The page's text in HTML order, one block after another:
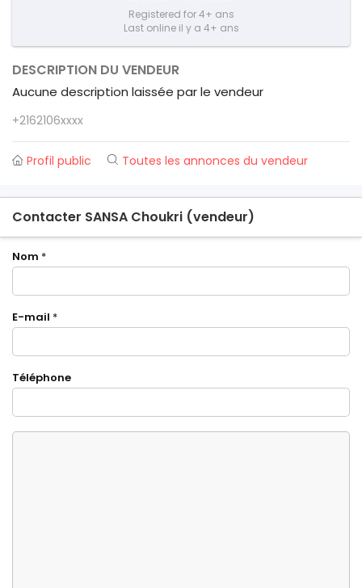
Registered for 4+ ans
Last online il y a 4+ ans
DESCRIPTION DU VENDEUR
Aucune description laissée par le vendeur
+2162106xxxx
Profil public Toutes les annonces du vendeur
Contacter SANSA Choukri (vendeur)
Nom *
E-mail *
Téléphone